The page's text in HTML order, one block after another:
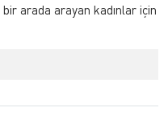
bir arada arayan kadınlar için